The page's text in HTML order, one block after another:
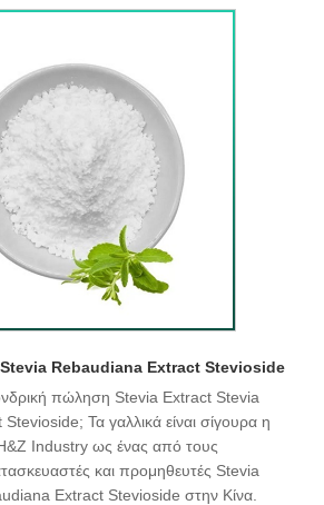
Rebaudiana Extract Stevioside
πώληση Stevia Extract Stevia
Τα γαλλικά είναι σίγουρα η
Industry ως ένας από τους
και προμηθευτές Stevia
Extract Stevioside στην Κίνα.